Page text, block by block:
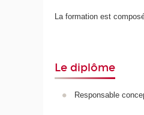
La formation est
Le diplôme
Responsable